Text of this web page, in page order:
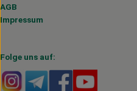
AGB
Impressum
Folge uns auf:
Externer Link zu https://
Externer Link zu
Externer